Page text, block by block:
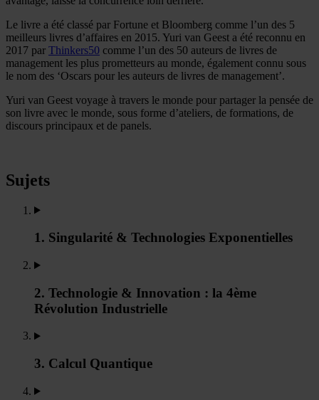
Le livre a été classé par Fortune et Bloomberg comme l’un des 5
meilleurs livres d’affaires en 2015. Yuri van Geest a été reconnu en
2017 par Thinkers50 comme l’un des 50 auteurs de livres de
management les plus prometteurs au monde, également connu sous
le nom des ‘Oscars pour les auteurs de livres de management’.
Yuri van Geest voyage à travers le monde pour partager la pensée de
son livre avec le monde, sous forme d’ateliers, de formations, de
discours principaux et de panels.
Sujets
1. Singularité & Technologies Exponentielles
2. Technologie & Innovation : la 4ème
Révolution Industrielle
3. Calcul Quantique